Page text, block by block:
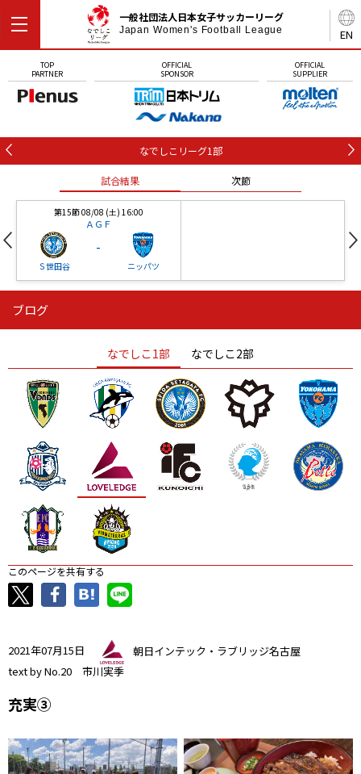
EN
一般社団法人日本女子サッカーリーグ
Japan Women's Football League
TOP
PARTNER
OFFICIAL
SPONSOR
OFFICIAL
SUPPLIER
なでしこリーグ1部
試合結果 次節
第15節 08/08 (土) 16:00
ＡＧＦ
Ｓ世田谷
-
ニッパツ
ニッパツ
ニッパツ 名古屋
石人の星
静岡 愛媛Ｌ
ブログ
なでしこ1部 なでしこ2部
このページを共有する
2021年07月15日
朝日インテック・ラブリッジ名古屋
text by No.20 市川実季
充実③